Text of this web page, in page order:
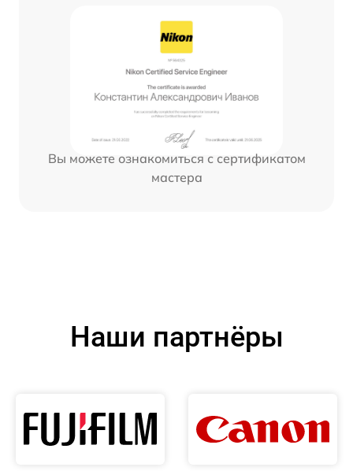
Вы можете ознакомиться с сертификатом
мастера
Наши партнёры